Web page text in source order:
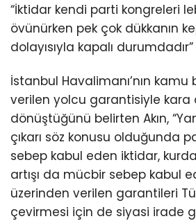
“İktidar kendi parti kongreleri
övünürken pek çok dükkanın
dolayısıyla kapalı
İstanbul Havalimanı’nın
verilen yolcu garantisiyle kara
dönüştüğünü belirten Akın,
çıkarı söz konusu olduğunda
sebep kabul eden iktidar,
artışı da mücbir sebep kabul
üzerinden verilen garantileri
çevirmesi için de siyasi irade